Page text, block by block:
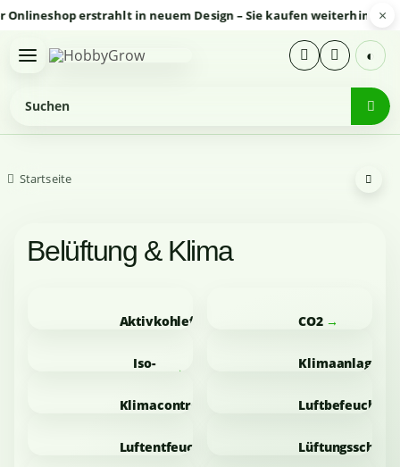
erstrahlt in neuem Design – Sie kaufen weiterhin sicher×
◐
Startseite
Belüftung & Klima
Aktivkohlefilter CO2
Iso- Klimaanlagen
Klimacontroller Luftbefeuchter
Luftentfeuchter